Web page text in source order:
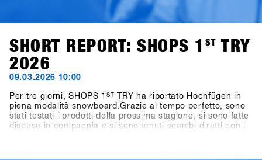
SHORT REPORT: SHOPS 1 ST TRY
2026
09.03.2026 10:00
Per tre giorni, SHOPS 1ST
TRY ha riportato Hochfügen in
piena modalità snowboard.Grazie al tempo perfetto, sono
stati testati i prodotti della prossima stagione, si sono fatte
discese in compagnia e si sono tenuti scambi diretti con i